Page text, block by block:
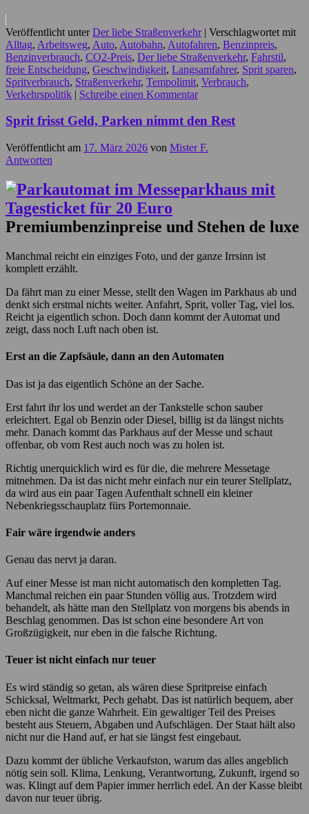
Veröffentlicht unter Der liebe Straßenverkehr | Verschlagwortet mit
Alltag, Arbeitsweg, Auto, Autobahn, Autofahren, Benzinpreis,
Benzinverbrauch, CO2-Preis, Der liebe Straßenverkehr, Fahrstil,
freie Entscheidung, Geschwindigkeit, Langsamfahrer, Sprit sparen,
Spritverbrauch, Straßenverkehr, Tempolimit, Verbrauch,
Verkehrspolitik | Schreibe einen Kommentar
Sprit frisst Geld, Parken nimmt den Rest
Veröffentlicht am 17. März 2026 von Mister F.
Antworten
Premiumbenzinpreise und Stehen de luxe
Manchmal reicht ein einziges Foto, und der ganze Irrsinn ist
komplett erzählt.
Da fährt man zu einer Messe, stellt den Wagen im Parkhaus ab und
denkt sich erstmal nichts weiter. Anfahrt, Sprit, voller Tag, viel los.
Reicht ja eigentlich schon. Doch dann kommt der Automat und
zeigt, dass noch Luft nach oben ist.
Erst an die Zapfsäule, dann an den Automaten
Das ist ja das eigentlich Schöne an der Sache.
Erst fahrt ihr los und werdet an der Tankstelle schon sauber
erleichtert. Egal ob Benzin oder Diesel, billig ist da längst nichts
mehr. Danach kommt das Parkhaus auf der Messe und schaut
offenbar, ob vom Rest auch noch was zu holen ist.
Richtig unerquicklich wird es für die, die mehrere Messetage
mitnehmen. Da ist das nicht mehr einfach nur ein teurer Stellplatz,
da wird aus ein paar Tagen Aufenthalt schnell ein kleiner
Nebenkriegsschauplatz fürs Portemonnaie.
Fair wäre irgendwie anders
Genau das nervt ja daran.
Auf einer Messe ist man nicht automatisch den kompletten Tag.
Manchmal reichen ein paar Stunden völlig aus. Trotzdem wird
behandelt, als hätte man den Stellplatz von morgens bis abends in
Beschlag genommen. Das ist schon eine besondere Art von
Großzügigkeit, nur eben in die falsche Richtung.
Teuer ist nicht einfach nur teuer
Es wird ständig so getan, als wären diese Spritpreise einfach
Schicksal, Weltmarkt, Pech gehabt. Das ist natürlich bequem, aber
eben nicht die ganze Wahrheit. Ein gewaltiger Teil des Preises
besteht aus Steuern, Abgaben und Aufschlägen. Der Staat hält also
nicht nur die Hand auf, er hat sie längst fest eingebaut.
Dazu kommt der übliche Verkaufston, warum das alles angeblich
nötig sein soll. Klima, Lenkung, Verantwortung, Zukunft, irgend so
was. Klingt auf dem Papier immer herrlich edel. An der Kasse bleibt
davon nur teuer übrig.